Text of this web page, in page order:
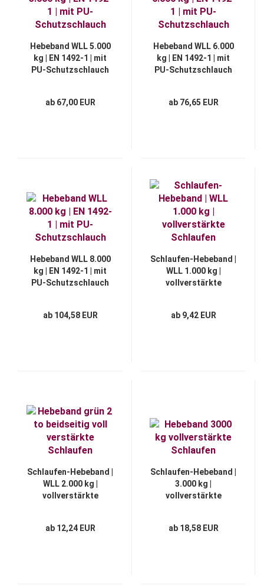
Hebeband WLL 5.000
kg | EN 1492-1 | mit
PU-Schutzschlauch
ab 67,00 EUR
Hebeband WLL 6.000
kg | EN 1492-1 | mit
PU-Schutzschlauch
ab 76,65 EUR
Hebeband WLL 8.000
kg | EN 1492-1 | mit
PU-Schutzschlauch
ab 104,58 EUR
Schlaufen-Hebeband |
WLL 1.000 kg |
vollverstärkte
ab 9,42 EUR
Schlaufen-Hebeband |
WLL 2.000 kg |
vollverstärkte
ab 12,24 EUR
Schlaufen-Hebeband |
3.000 kg |
vollverstärkte
ab 18,58 EUR